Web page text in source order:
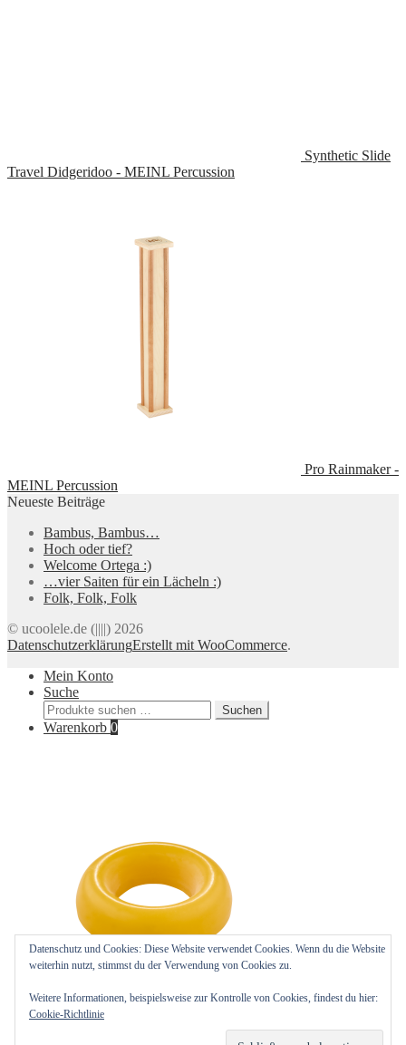
Synthetic Slide
Travel Didgeridoo - MEINL Percussion
Pro Rainmaker -
MEINL Percussion
Neueste Beiträge
Bambus, Bambus…
Hoch oder tief?
Welcome Ortega :)
…vier Saiten für ein Lächeln :)
Folk, Folk, Folk
© ucoolele.de (||||) 2026
DatenschutzerklärungErstellt mit WooCommerce.
Mein Konto
Suche
Suchen
nach:
Suchen
Warenkorb 0
Datenschutz und Cookies: Diese Website verwendet Cookies. Wenn du die Website
weiterhin nutzt, stimmst du der Verwendung von Cookies zu.
Weitere Informationen, beispielsweise zur Kontrolle von Cookies, findest du hier:
Cookie-Richtlinie